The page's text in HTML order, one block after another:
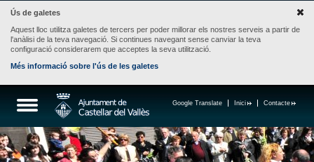
Ús de galetes
Aquest lloc utilitza galetes de tercers per poder millorar els nostres serveis a partir de
l'anàlisi de la teva navegació. Si continues navegant sense canviar la teva
configuració considerarem que acceptes la seva utilització.
Més informació sobre l'ús de les galetes
Contacte
Inici
Google Translate